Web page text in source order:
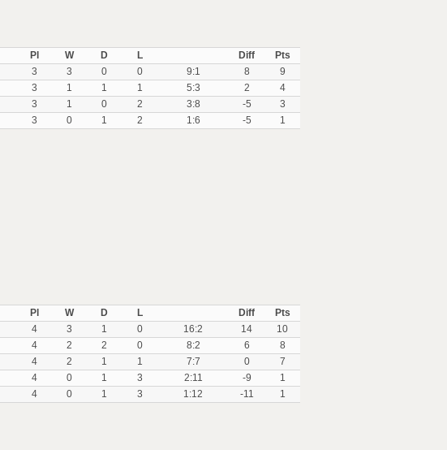
Pl W D L Diff
Pts
3 3 0 0 9:1 8
9
3 1 1 1 5:3 2
4
3 1 0 2 3:8 -5
3
3 0 1 2 1:6 -5 1
Pl
W D L Diff
Pts
4 3 1 0 16:2 14
10
4 2 2 0 8:2 6
8
4 2 1 1 7:7 0
7
4 0 1 3 2:11 -9
1
4 0 1 3 1:12 -11 1